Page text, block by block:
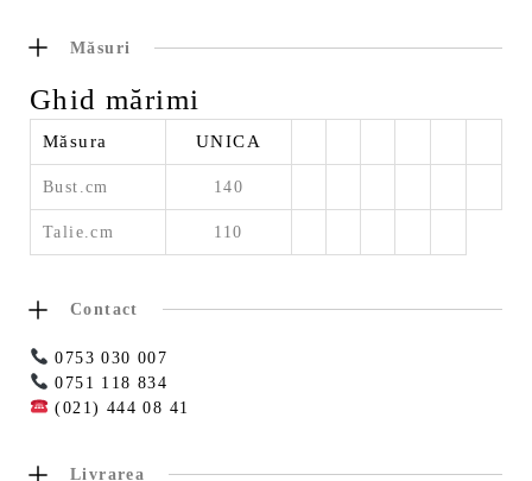
Măsuri
Ghid mărimi
Măsura UNICA
Bust.cm 140
Talie.cm 110
Contact
0753 030 007
0751 118 834
(021) 444 08 41
Livrarea